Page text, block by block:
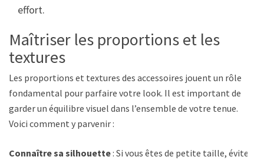
effort.
Maîtriser les proportions et les
textures
Les proportions et textures des accessoires jouent un rôle
fondamental pour parfaire votre look. Il est important de
garder un équilibre visuel dans l’ensemble de votre tenue.
Voici comment y parvenir :
Connaître sa silhouette: Si vous êtes de petite taille, évitez